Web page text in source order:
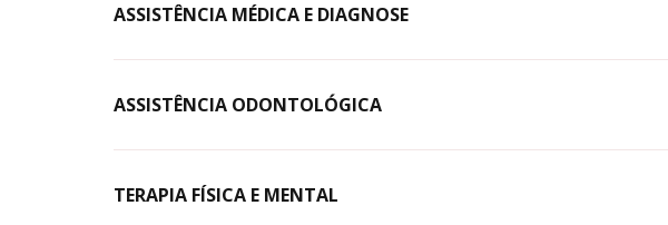
ASSISTÊNCIA MÉDICA E DIAGNOSE
ASSISTÊNCIA ODONTOLÓGICA
TERAPIA FÍSICA E MENTAL